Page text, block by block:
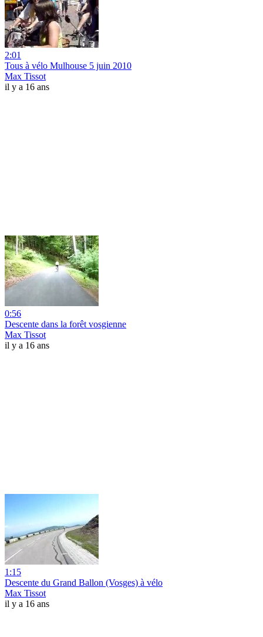
2:01
Tous à vélo Mulhouse 5 juin 2010
Max Tissot
il y a 16 ans
0:56
Descente dans la forêt vosgienne
Max Tissot
il y a 16 ans
1:15
Descente du Grand Ballon (Vosges) à vélo
Max Tissot
il y a 16 ans